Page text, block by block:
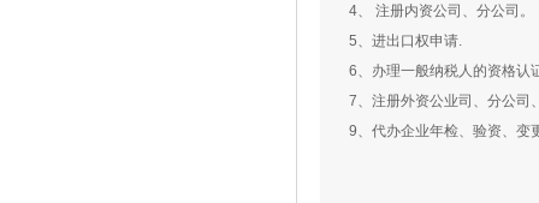
4、 注册内资公司、分公司。
5、进出口权申请.
6、办理一般纳税人的资格认
7、注册外资公业司、分公司
9、代办企业年检、验资、变